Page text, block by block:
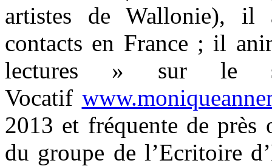
artistes de Wallonie), il
contacts en France ; il
lectures » sur le
Vocatif
2013 et fréquente de
du groupe de l’Ecritoire